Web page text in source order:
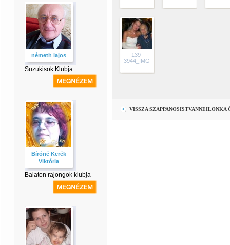
németh lajos
Suzukisok Klubja
Bíróné Kerék
Viktória
Balaton rajongok klubja
139-
3944_IMG
VISSZA